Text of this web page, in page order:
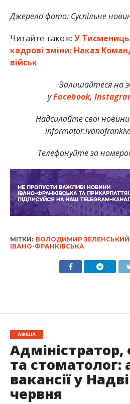
Джерело фото: Суспільне
Читайте також: У
кадрові зміни: Наказ
військ
Залишайтеся на
уFacebook,
Надсилайте свої
Телефонуйте за
МІТКИ: ВОЛОДИМИР ЗЕЛЕНСЬКИЙ,
ІВАНО-ФРАНКІВСЬКА
АФІША
та стоматолог:
вакансії у
червня